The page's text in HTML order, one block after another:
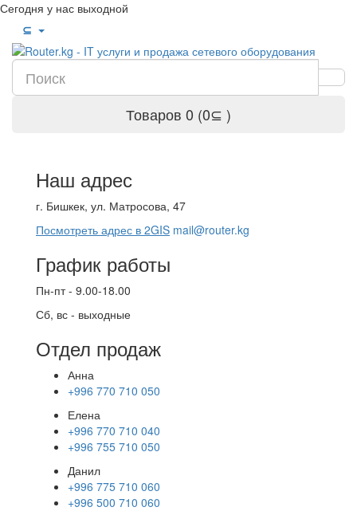
Сегодня у нас выходной
⊆
Товаров 0 (0⊆ )
Наш адрес
г. Бишкек, ул. Матросова, 47
Посмотреть адрес в 2GIS mail@router.kg
График работы
Пн-пт - 9.00-18.00
Сб, вс - выходные
Отдел продаж
Анна
+996 770 710 050
Елена
+996 770 710 040
+996 755 710 050
Данил
+996 775 710 060
+996 500 710 060